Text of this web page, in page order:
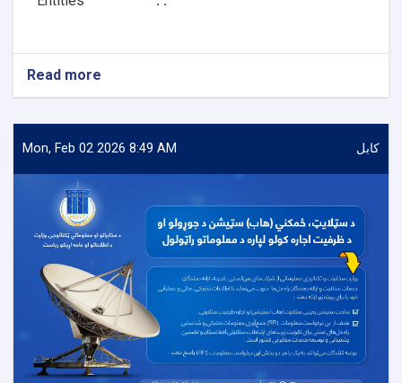
Read more
Procurement
Software
(Planet)
(2G,
&
4G)
for
Salaam
Network
Mon, Feb 02 2026 8:49 AM کابل